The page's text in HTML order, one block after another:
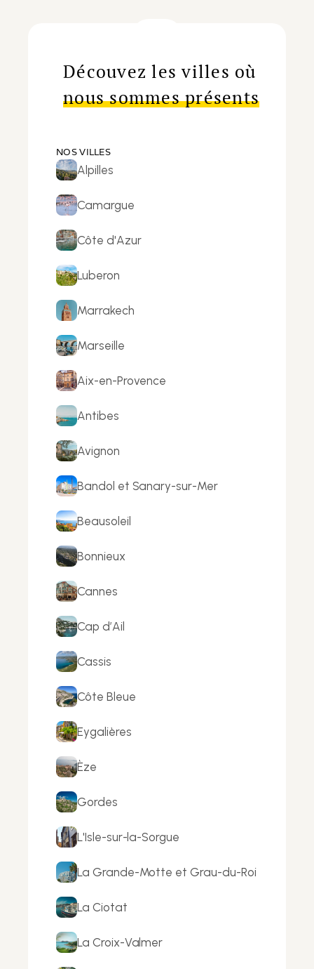
Découvez les villes où
nous sommes présents
NOS VILLES
Alpilles
Camargue
Côte d'Azur
Luberon
Marrakech
Marseille
Aix-en-Provence
Antibes
Avignon
Bandol et Sanary-sur-Mer
Beausoleil
Bonnieux
Cannes
Cap d’Ail
Cassis
Côte Bleue
Eygalières
Èze
Gordes
L'Isle-sur-la-Sorgue
La Grande-Motte et Grau-du-Roi
La Ciotat
La Croix-Valmer